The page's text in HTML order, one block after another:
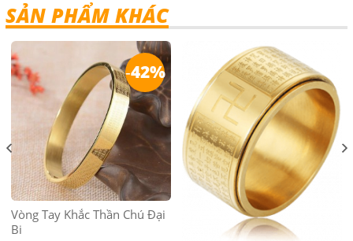
SẢN PHẨM KHÁC
Vòng Tay Khắc Thần Chú Đại
Bi
-42%